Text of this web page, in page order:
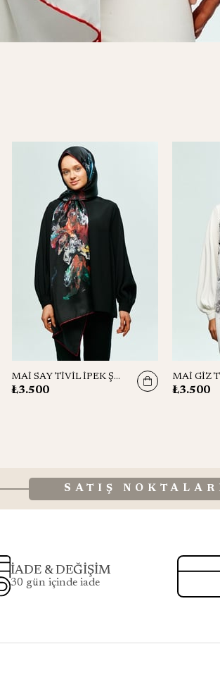
MAİ SAY TİVİL İPEK ŞAL 75x200
₺3.500 ₺3.500
SATIŞ
İADE & DEĞİŞİM
30 gün içinde iade